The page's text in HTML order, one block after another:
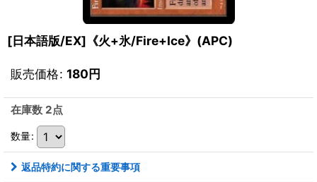
[日本語版/EX]《火+氷/Fire+Ice》(APC)
販売価格: 180円
在庫数 2点
数量:
返品特約に関する重要事項